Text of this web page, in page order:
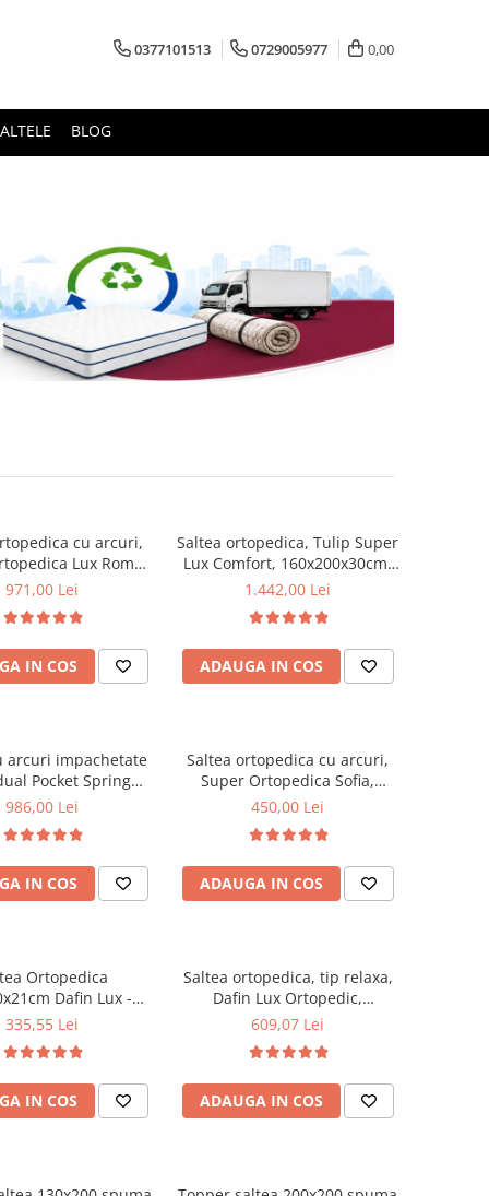
0377101513 0729005977 0,00
BLOG
cu arcuri,
Lux Roma,
fermitate tare,
sistem aerisire
Saltex
971,00 Lei
IN COS
Saltea ortopedica, Tulip Super
Lux Comfort, 160x200x30cm,
fermitate tare, cu plasa de
aerisire banda Spaceair,
Saltsib
1.442,00 Lei
ADAUGA IN COS
arcuri impachetate
Pocket Spring
140x200x24cm, cu
aerisire perimetral,
Saltex
986,00 Lei
IN COS
Saltea ortopedica cu arcuri,
Super Ortopedica Sofia,
100x200x20cm, fermitate
fata vara-iarna, sistem
aerisire cu butoni, Saltex
450,00 Lei
ADAUGA IN COS
Ortopedica
Dafin Lux -
Bonell, Fermitate
335,55 Lei
IN COS
Saltea ortopedica, tip relaxa,
Dafin Lux Ortopedic,
140x200x21cm, fermitate
Bonell, fata vara-iarna, sistem
de aerisire cu butoni, Salt
Confort
609,07 Lei
ADAUGA IN COS